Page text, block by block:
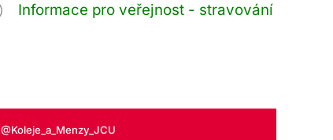
Informace pro veřejnost - stravování
@Koleje_a_Menzy_JCU